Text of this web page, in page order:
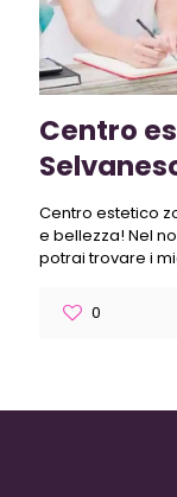
Centro
Centro estetico
e bellezza! Nel
potrai trovare i
0